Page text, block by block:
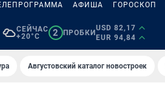
АФИША ГОРОСКОП
СЕЙЧАС
+20°C
2 ПРОБКИ
USD 82,17
EUR 94,84
Августовский каталог новостроек